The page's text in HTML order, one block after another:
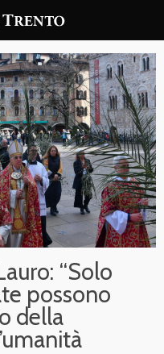
“Solo
possono
della